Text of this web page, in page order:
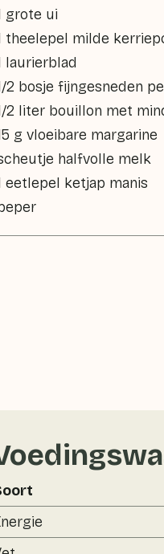
grote ui
theelepel milde
laurierblad
2 bosje fijngesneden
2 liter bouillon met
g vloeibare margarine
halfvolle melk
eetlepel ketjap manis